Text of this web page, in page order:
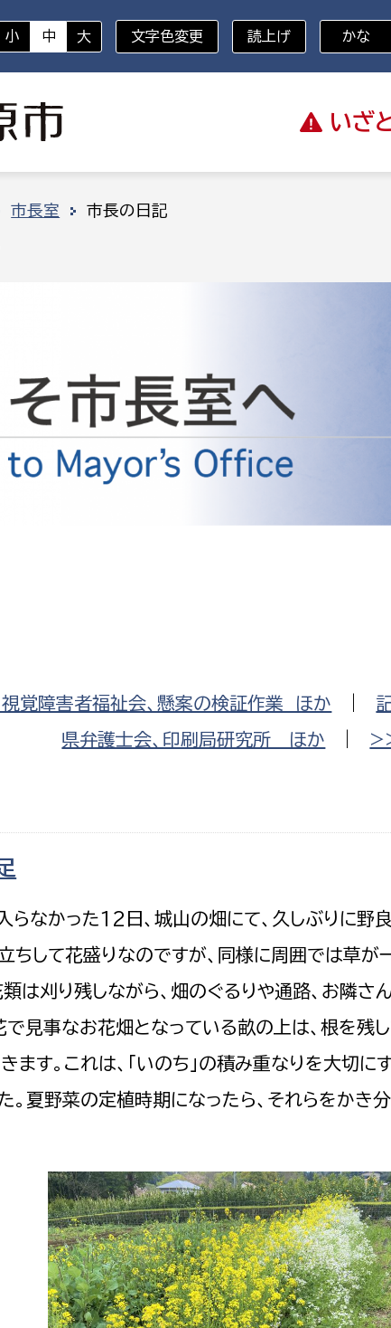
いざ
防災・ハザードマップ
防災・安全
福祉・健康
環境・エネルギー
文化・生涯学習
市民活動・地域づく
病院
デジタル推進課
会計管理者
出納室
小 中 大 文字色変更 読上げ かな
市長室 市長の日記
視覚障害者福祉会、懸案の検証作業 ほか
県弁護士会、印刷局研究所 ほか
なかった12日、城山の畑にて、久しぶりに野
ちして花盛りなのですが、同様に周囲では草が
は刈り残しながら、畑のぐるりや通路、お隣さ
で見事なお花畑となっている畝の上は、根を残
ます。これは、「いのち」の積み重なりを大切に
。夏野菜の定植時期になったら、それらをかき